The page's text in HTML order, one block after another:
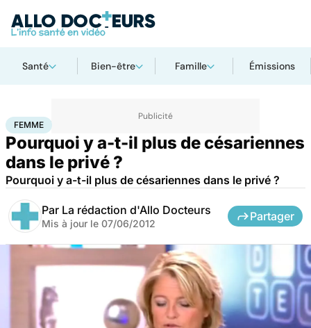
Santé Bien-être Famille Émissions
AccueilBien-être
FEMME
Pourquoi y a-t-il plus de césariennes
dans le privé ?
Pourquoi y a-t-il plus de césariennes dans le privé ?
Par La rédaction d'Allo Docteurs
Mis à jour le 07/06/2012
Partager